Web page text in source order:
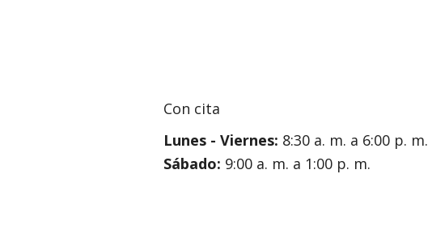
Con cita
Lunes - Viernes: 8:30 a. m. a 6:00 p. m.
Sábado: 9:00 a. m. a 1:00 p. m.